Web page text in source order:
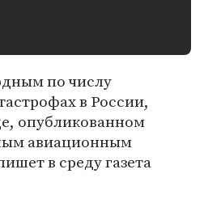
по числу
в России,
опубликованном
авиационным
в среду газета